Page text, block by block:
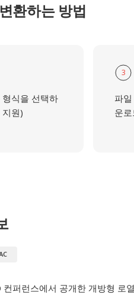
환하는 방법
식을 선택하
원)
3
파
운
퍼런스에서 공개한 개방형 로